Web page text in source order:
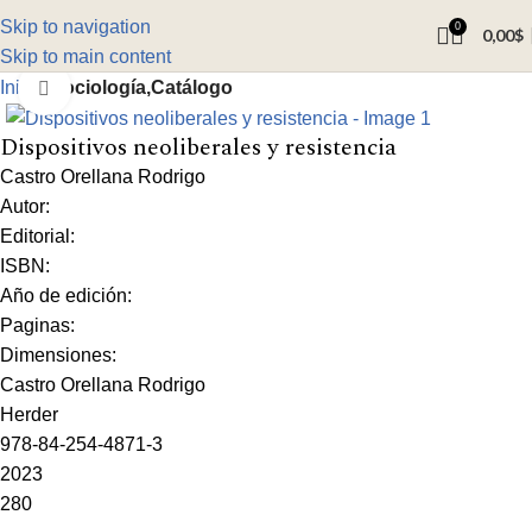
Skip to navigation
Skip to main content
0 0,00$
Inicio Sociología,Catálogo
Click to enlarge
Dispositivos neoliberales y resistencia
Castro Orellana Rodrigo
Autor:
Editorial:
ISBN:
Año de edición:
Paginas:
Dimensiones:
Castro Orellana Rodrigo
Herder
978-84-254-4871-3
2023
280